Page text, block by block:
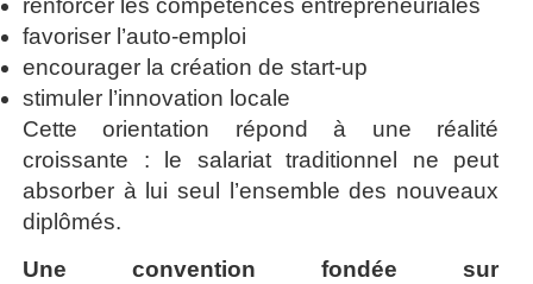
renforcer les compétences entrepreneuriales
favoriser l’auto-emploi
encourager la création de start-up
stimuler l’innovation locale
Cette orientation répond à une réalité
croissante : le salariat traditionnel ne peut
absorber à lui seul l’ensemble des nouveaux
diplômés.
Une convention fondée sur